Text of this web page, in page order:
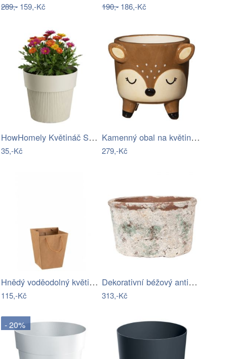
289,- 159,-Kč 190,-186,-Kč
HowHomely Květináč SILVA LINE 12,7x14,5…
35,-Kč
Kamenný obal na květináč Deer – Sass &…
279,-Kč
Hnědý voděodolný květináč ve tvaru…
115,-Kč
Dekorativní béžový antik terakotový…
313,-Kč
- 20%